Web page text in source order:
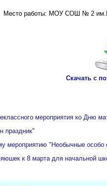
Место работы: МОУ СОШ № 2
Скачать с
мероприятия ко Дню
праздник"
мероприятию "Необычные особо
к 8 марта для начальной